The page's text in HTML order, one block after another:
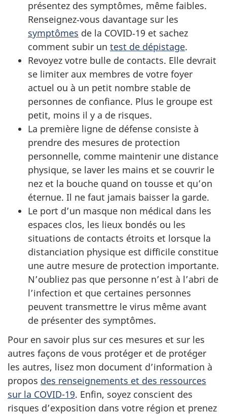
présentez des symptômes, même faibles.
Renseignez‑vous davantage sur les
symptômes de la COVID‑19 et sachez
comment subir un test de dépistage.
Revoyez votre bulle de contacts. Elle devrait
se limiter aux membres de votre foyer
actuel ou à un petit nombre stable de
personnes de confiance. Plus le groupe est
petit, moins il y a de risques.
La première ligne de défense consiste à
prendre des mesures de protection
personnelle, comme maintenir une distance
physique, se laver les mains et se couvrir le
nez et la bouche quand on tousse et qu’on
éternue. Il ne faut jamais baisser la garde.
Le port d’un masque non médical dans les
espaces clos, les lieux bondés ou les
situations de contacts étroits et lorsque la
distanciation physique est difficile constitue
une autre mesure de protection importante.
N’oubliez pas que personne n’est à l’abri de
l’infection et que certaines personnes
peuvent transmettre le virus même avant
de présenter des symptômes.
Pour en savoir plus sur ces mesures et sur les
autres façons de vous protéger et de protéger
les autres, lisez mon document d’information à
propos des renseignements et des ressources
sur la COVID-19. Enfin, soyez conscient des
risques d’exposition dans votre région et prenez